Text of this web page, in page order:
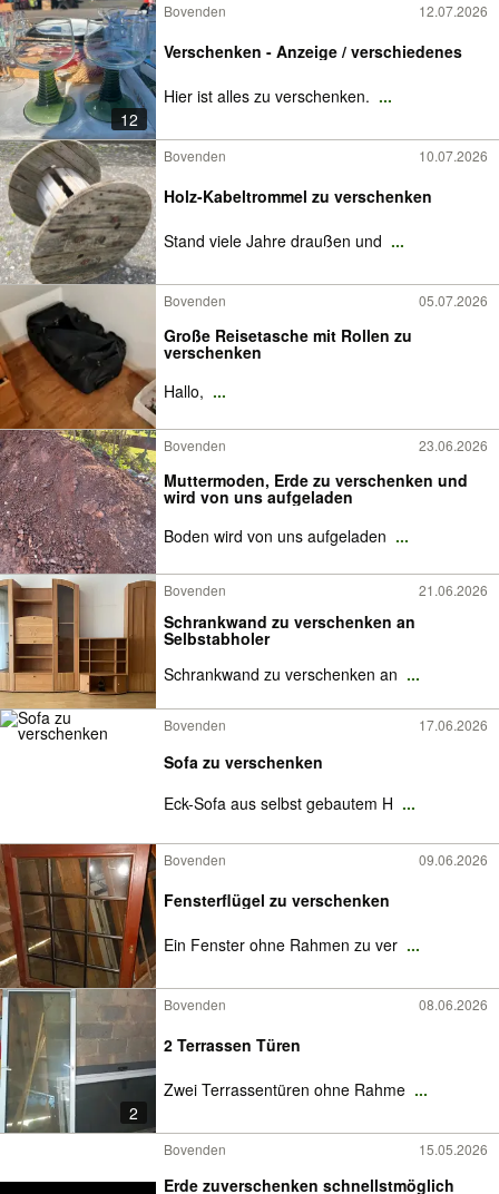
12
Bovenden 12.07.2026
Verschenken - Anzeige / verschiedenes
Hier ist alles zu verschenken. ...
Bovenden 10.07.2026
Holz-Kabeltrommel zu verschenken
Stand viele Jahre draußen und ...
Bovenden 05.07.2026
Große Reisetasche mit Rollen zu
verschenken
Hallo, ...
Bovenden 23.06.2026
Muttermoden, Erde zu verschenken und
wird von uns aufgeladen
Boden wird von uns aufgeladen ...
Bovenden 21.06.2026
Schrankwand zu verschenken an
Selbstabholer
Schrankwand zu verschenken an ...
Bovenden 17.06.2026
Sofa zu verschenken
Eck-Sofa aus selbst gebautem H ...
Bovenden 09.06.2026
Fensterflügel zu verschenken
Ein Fenster ohne Rahmen zu ver ...
2
Bovenden 08.06.2026
2 Terrassen Türen
Zwei Terrassentüren ohne Rahme ...
Bovenden 15.05.2026
Erde zuverschenken schnellstmöglich